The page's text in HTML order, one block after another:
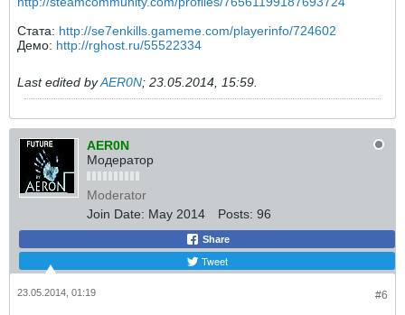
Стата: http://se7enkills.gameme.com/playerinfo/724602
Демо: http://rghost.ru/55522334
Last edited byAER0N; 23.05.2014, 15:59
AER0N
Модератор
Moderator
Join Date: May 2014 Posts: 96
Share
Tweet
#6
23.05.2014, 01:19